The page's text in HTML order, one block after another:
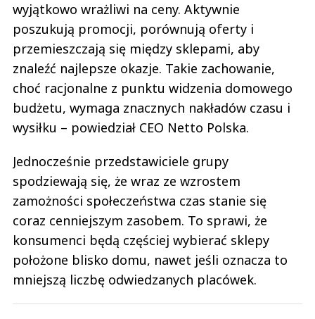
wyjątkowo wrażliwi na ceny. Aktywnie
poszukują promocji, porównują oferty i
przemieszczają się między sklepami, aby
znaleźć najlepsze okazje. Takie zachowanie,
choć racjonalne z punktu widzenia domowego
budżetu, wymaga znacznych nakładów czasu i
wysiłku – powiedział CEO Netto Polska.
Jednocześnie przedstawiciele grupy
spodziewają się, że wraz ze wzrostem
zamożności społeczeństwa czas stanie się
coraz cenniejszym zasobem. To sprawi, że
konsumenci będą częściej wybierać sklepy
położone blisko domu, nawet jeśli oznacza to
mniejszą liczbę odwiedzanych placówek.